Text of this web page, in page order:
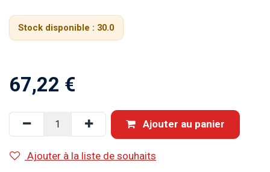
Stock disponible : 30.0
67,22 €
Ajouter au panier
Ajouter à la liste de souhaits